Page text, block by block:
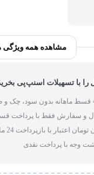
مشاهده همه ویژگی
را با تسهیلات اسنپ‌پی
و سفارش فقط با پرداخت